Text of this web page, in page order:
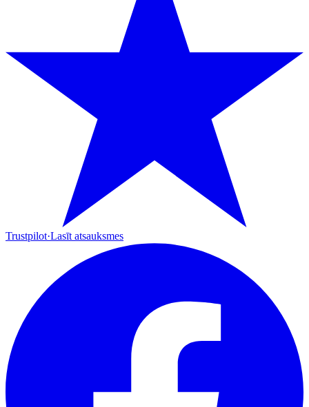
Trustpilot·Lasīt atsauksmes